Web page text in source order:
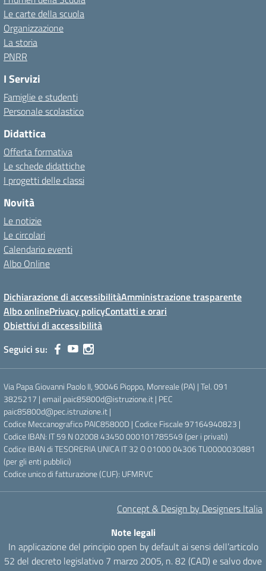
Le carte della scuola
Organizzazione
La storia
PNRR
I Servizi
Famiglie e studenti
Personale scolastico
Didattica
Offerta formativa
Le schede didattiche
I progetti delle classi
Novità
Le notizie
Le circolari
Calendario eventi
Albo Online
Dichiarazione di accessibilitàAmministrazione trasparente
Albo onlinePrivacy policyContatti e orari
Obiettivi di accessibilità
Seguici su:
Via Papa Giovanni Paolo II, 90046 Pioppo, Monreale (PA) | Tel. 091
3825217 | email paic85800d@istruzione.it | PEC
paic85800d@pec.istruzione.it |
Codice Meccanografico PAIC85800D | Codice Fiscale 97164940823 |
Codice IBAN: IT 59 N 02008 43450 000101785549 (per i privati)
Codice IBAN di TESORERIA UNICA IT 32 O 01000 04306 TU0000030881
(per gli enti pubblici)
Codice unico di fatturazione (CUF): UFMRVC
Concept & Design by Designers Italia
Note legali
In applicazione del principio open by default ai sensi dell’articolo
52 del decreto legislativo 7 marzo 2005, n. 82 (CAD) e salvo dove